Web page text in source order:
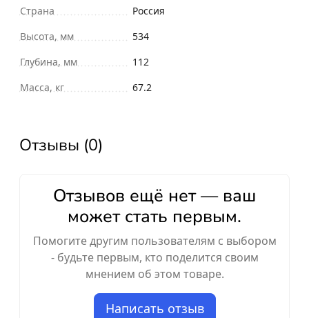
Страна
Россия
Высота, мм
534
Глубина, мм
112
Масса, кг
67.2
Отзывы (0)
Отзывов ещё нет — ваш
может стать первым.
Помогите другим пользователям с выбором
- будьте первым, кто поделится своим
мнением об этом товаре.
Написать отзыв